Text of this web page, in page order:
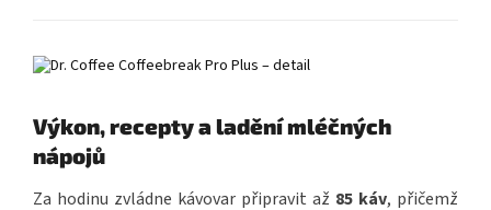
Výkon, recepty a ladění mléčných
nápojů
Za hodinu zvládne kávovar připravit až 85 káv, přičemž